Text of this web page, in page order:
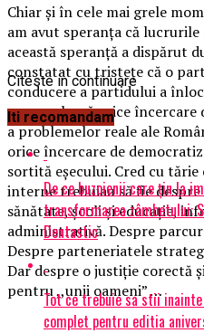
Chiar şi în cele mai grele
am avut speranţa că
această speranţă a dispărut
constatat cu tristeţe că o
conducere a partidului a
personale, că orice
a problemelor reale ale
orice încercare de
sortită eşecului. Cred cu
interne trebuiau să fie
sănătate, şcoli şi educaţie,
administrativă. Despre
Despre parteneriatele
Dar despre o justiţie corectă
pentru ,,unii oameni” …
Citeste in continuare
Iti recomandam
De ce buzoienii care țin la
transformarea zâmbetului:
Dentastic
Tot ce trebuie sa stii
complet pentru editia